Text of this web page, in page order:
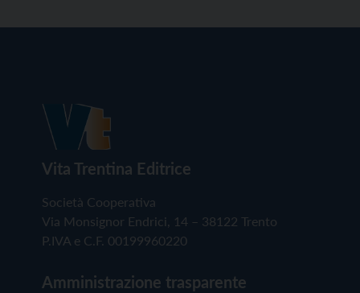
Vita Trentina Editrice
Società Cooperativa
Via Monsignor Endrici, 14 – 38122 Trento
P.IVA e C.F. 00199960220
Amministrazione trasparente